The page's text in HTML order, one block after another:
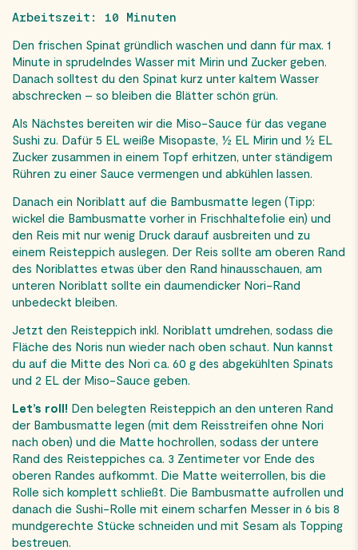
Arbeitszeit: 10 Minuten
Den frischen Spinat gründlich waschen und dann für max. 1
Minute in sprudelndes Wasser mit Mirin und Zucker geben.
Danach solltest du den Spinat kurz unter kaltem Wasser
abschrecken – so bleiben die Blätter schön grün.
Als Nächstes bereiten wir die Miso-Sauce für das vegane
Sushi zu. Dafür 5 EL weiße Misopaste, ½ EL Mirin und ½ EL
Zucker zusammen in einem Topf erhitzen, unter ständigem
Rühren zu einer Sauce vermengen und abkühlen lassen.
Danach ein Noriblatt auf die Bambusmatte legen (Tipp:
wickel die Bambusmatte vorher in Frischhaltefolie ein) und
den Reis mit nur wenig Druck darauf ausbreiten und zu
einem Reisteppich auslegen. Der Reis sollte am oberen Rand
des Noriblattes etwas über den Rand hinausschauen, am
unteren Noriblatt sollte ein daumendicker Nori-Rand
unbedeckt bleiben.
Jetzt den Reisteppich inkl. Noriblatt umdrehen, sodass die
Fläche des Noris nun wieder nach oben schaut. Nun kannst
du auf die Mitte des Nori ca. 60 g des abgekühlten Spinats
und 2 EL der Miso-Sauce geben.
Let’s roll! Den belegten Reisteppich an den unteren Rand
der Bambusmatte legen (mit dem Reisstreifen ohne Nori
nach oben) und die Matte hochrollen, sodass der untere
Rand des Reisteppiches ca. 3 Zentimeter vor Ende des
oberen Randes aufkommt. Die Matte weiterrollen, bis die
Rolle sich komplett schließt. Die Bambusmatte aufrollen und
danach die Sushi-Rolle mit einem scharfen Messer in 6 bis 8
mundgerechte Stücke schneiden und mit Sesam als Topping
bestreuen.